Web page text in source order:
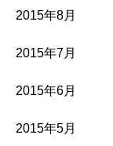
2015年8月
2015年7月
2015年6月
2015年5月